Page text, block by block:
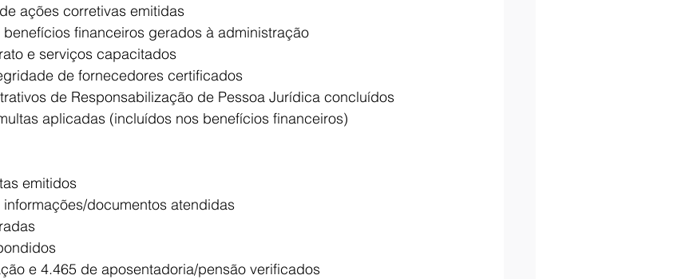
de ações corretivas emitidas
benefícios financeiros gerados à administração
e serviços capacitados
de fornecedores certificados
de Responsabilização de Pessoa Jurídica concluídos
multas aplicadas (incluídos nos benefícios financeiros)
emitidos
informações/documentos atendidas
e 4.465 de aposentadoria/pensão verificados